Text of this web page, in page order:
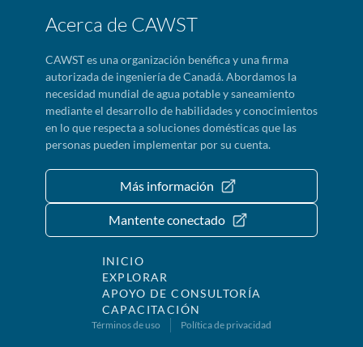
Acerca de CAWST
CAWST es una organización benéfica y una firma
autorizada de ingeniería de Canadá. Abordamos la
necesidad mundial de agua potable y saneamiento
mediante el desarrollo de habilidades y conocimientos
en lo que respecta a soluciones domésticas que las
personas pueden implementar por su cuenta.
Más información
Mantente conectado
INICIO
EXPLORAR
APOYO DE CONSULTORÍA
CAPACITACIÓN
Términos de uso Política de privacidad